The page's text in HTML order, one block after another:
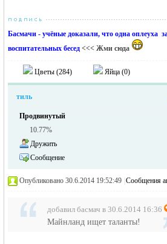
Басмачи - учёные доказали, что одна оплеуха
воспитательных бесед <<< Жми сюда
Цветы (284) Яйца (0)
тиль
Продвинутый
10.77%
Дружить
Сообщение
Опубликовано 30.6.2014 19:52:49 Сообщения
добавил басмач в 30.6.2014 16:36
Майнланд ищет таланты!